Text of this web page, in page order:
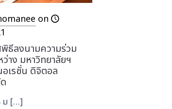
on
ธีลงนามความร่วม
าง มหาวิทยาลัยฯ
อเรชั่น ดิจิตอล
ม […]